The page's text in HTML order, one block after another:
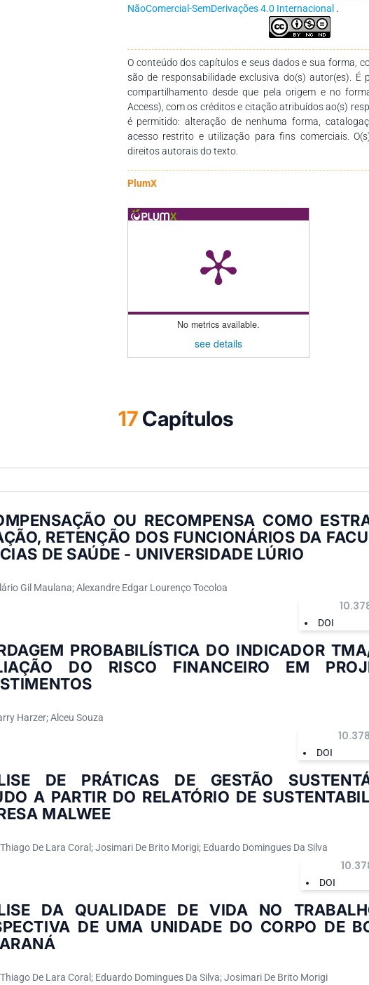
empenho, disponibilidade e dedicação para o
dessa obra. Esperamos também que esta obra sirva
pedagógico para estudantes, professores dos
seus trabalhos e demais interessados pela temática.
NãoComercial-SemDerivações 4.0 Internacional .
O conteúdo dos capítulos e seus dados e sua forma,
são de responsabilidade exclusiva do(s) autor(es). É
compartilhamento desde que pela origem e no
Access), com os créditos e citação atribuídos ao(s)
é permitido: alteração de nenhuma forma,
acesso restrito e utilização para fins comerciais.
direitos autorais do texto.
PlumX
No metrics available.
see details
17Capítulos
OU RECOMPENSA COMO
RETENÇÃO DOS FUNCIONÁRIOS DA
DE SAÚDE - UNIVERSIDADE LÚRIO
Gil Maulana; Alexandre Edgar Lourenço Tocoloa
DOI
PROBABILÍSTICA DO INDICADOR
DO RISCO FINANCEIRO EM
Harzer; Alceu Souza
DOI
DE PRÁTICAS DE GESTÃO
A PARTIR DO RELATÓRIO DE
MALWEE
De Lara Coral; Josimari De Brito Morigi; Eduardo Domingues Da Silva
DOI
DA QUALIDADE DE VIDA NO
DE UMA UNIDADE DO CORPO DE
De Lara Coral; Eduardo Domingues Da Silva; Josimari De Brito Morigi